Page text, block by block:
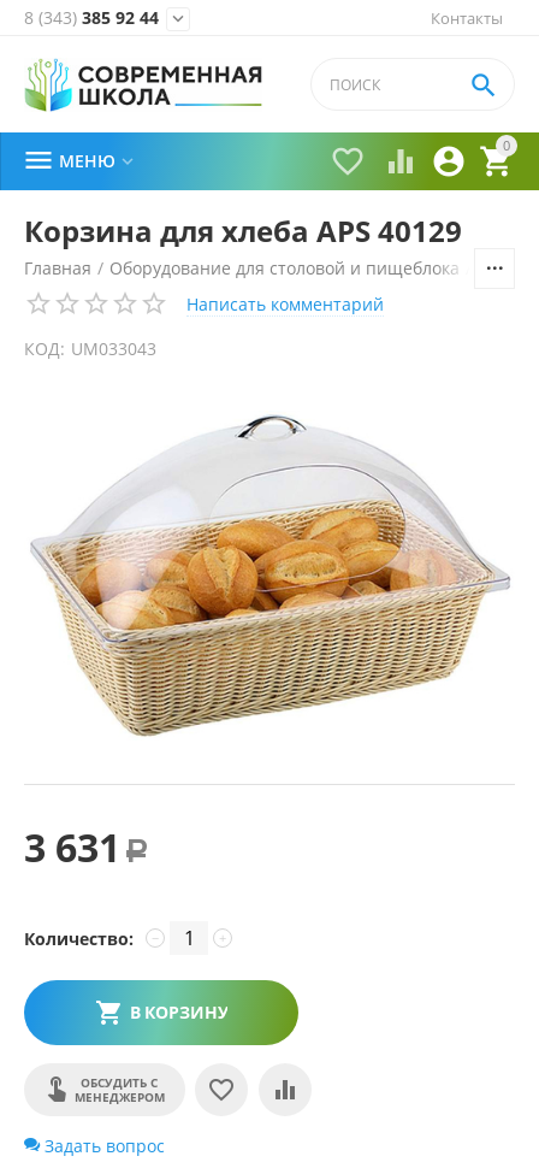
Контакты
8 (343) 385 92 44 
0


 

 МЕНЮ 
Корзина для хлеба APS 40129
Главная / Оборудование для столовой и пищеблока
Написать комментарий
КОД: UM033043
3 631 Р
Количество: +
−
В КОРЗИНУ
ОБСУДИТЬ С
МЕНЕДЖЕРОМ
Задать вопрос